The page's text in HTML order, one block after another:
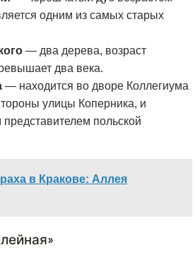
одним из самых старых
— два дерева, возраст
два века.
— находится во дворе Коллегиума
улицы Коперника, и
представителем польской
в Кракове: Аллея